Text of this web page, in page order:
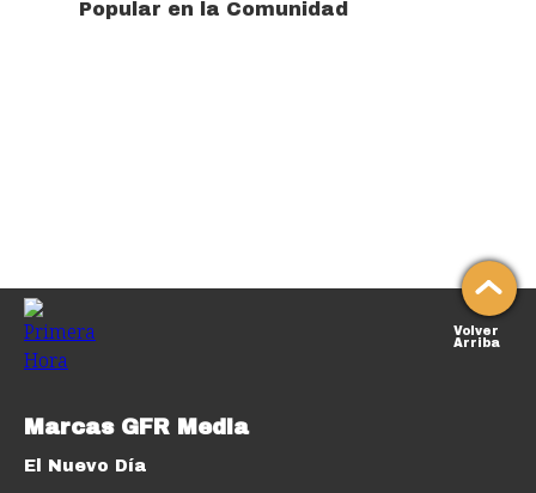
Popular en la Comunidad
Volver
Arriba
Marcas GFR Media
El Nuevo Día